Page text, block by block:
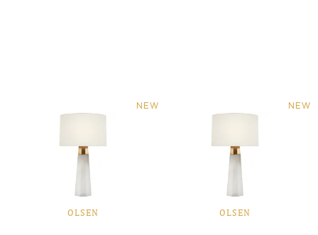
NEW
OLSEN
NEW
OLSEN